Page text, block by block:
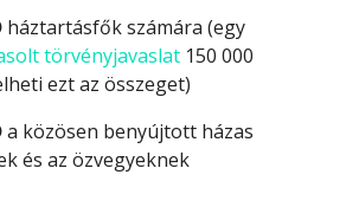
háztartásfők számára (egy
törvényjavaslat 150 000
ezt az összeget)
a közösen benyújtott házas
és az özvegyeknek